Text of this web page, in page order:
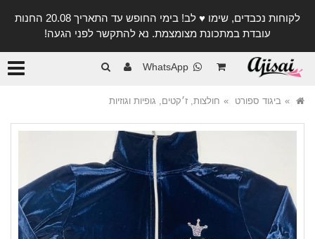
לקוחות נכבדים, שימו ♥️ לב! בימי החופש עד התאריך 20.08 החנות
עובדת במתכונת מצומצמת. נא להתקשר לפני הגעה!
WhatsApp
ביגוד ספורט חולצות, ז׳קטים, גופיות וגוזיות